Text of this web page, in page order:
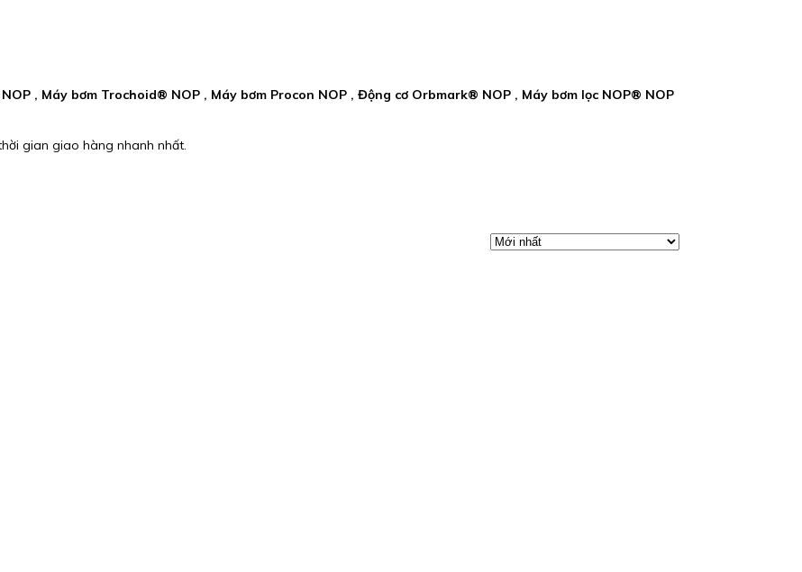
, Máy bơm Trochoid® NOP , Máy bơm Procon NOP , Động cơ Orbmark® NOP , Máy bơm lọc NOP® NOP
gian giao hàng nhanh nhất.